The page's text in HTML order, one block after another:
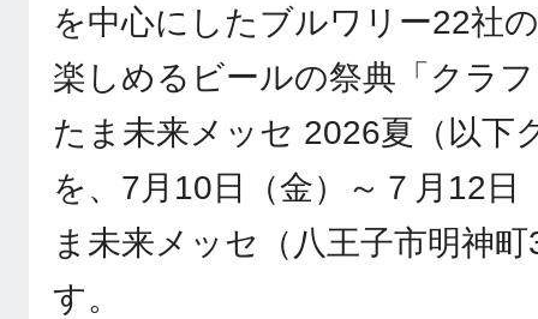
を中心にしたブルワリー22社
楽しめるビールの祭典「クラ
たま未来メッセ 2026夏（以下
を、7月10日（金）～７月12日
ま未来メッセ（八王子市明神
す。